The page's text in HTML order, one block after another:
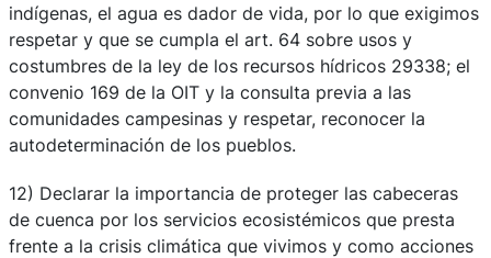
indígenas, el agua es dador de vida, por lo que exigimos
respetar y que se cumpla el art. 64 sobre usos y
costumbres de la ley de los recursos hídricos 29338; el
convenio 169 de la OIT y la consulta previa a las
comunidades campesinas y respetar, reconocer la
autodeterminación de los pueblos.
12) Declarar la importancia de proteger las cabeceras
de cuenca por los servicios ecosistémicos que presta
frente a la crisis climática que vivimos y como acciones